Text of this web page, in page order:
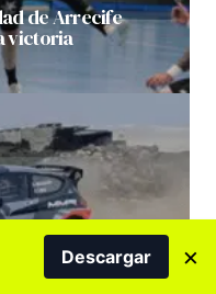
de Arrecife
victoria
2025
Descargar ×